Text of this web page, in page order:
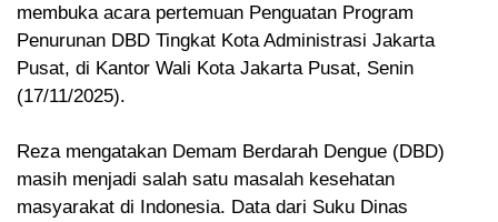
membuka acara pertemuan Penguatan Program
Penurunan DBD Tingkat Kota Administrasi Jakarta
Pusat, di Kantor Wali Kota Jakarta Pusat, Senin
(17/11/2025).
Reza mengatakan Demam Berdarah Dengue (DBD)
masih menjadi salah satu masalah kesehatan
masyarakat di Indonesia. Data dari Suku Dinas